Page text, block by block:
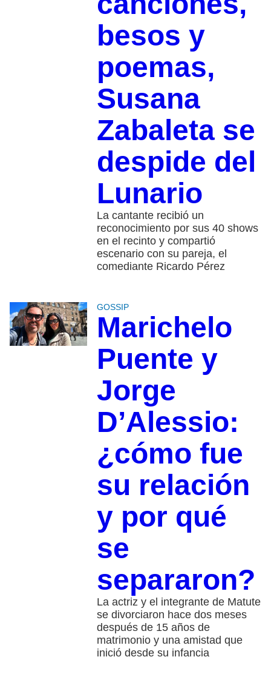
besos y
poemas,
Susana
Zabaleta se
despide del
Lunario
La cantante recibió un
reconocimiento por sus 40 shows
en el recinto y compartió
escenario con su pareja, el
comediante Ricardo Pérez
GOSSIP
Marichelo
Puente y
Jorge
D’Alessio:
¿cómo fue
su relación
y por qué
se
separaron?
La actriz y el integrante de Matute
se divorciaron hace dos meses
después de 15 años de
matrimonio y una amistad que
inició desde su infancia